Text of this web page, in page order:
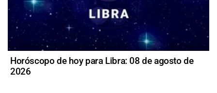
Horóscopo de hoy para Libra: 08 de agosto de
2026